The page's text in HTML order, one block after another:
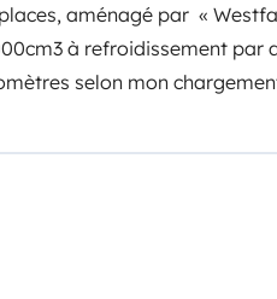
aménagé par «
à refroidissement par
selon mon
cinq personnes maximum
quatre adultes et un
et téléphones